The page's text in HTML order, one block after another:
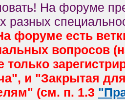
На форуме
разных
форуме есть
вопросов
только
и "Закрытая
(см. п. 1.3